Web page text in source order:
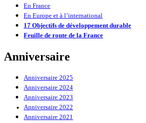
En France
En Europe et à l’international
17 Objectifs de développement durable
Feuille de route de la France
Anniversaire
Anniversaire 2025
Anniversaire 2024
Anniversaire 2023
Anniversaire 2022
Anniversaire 2021